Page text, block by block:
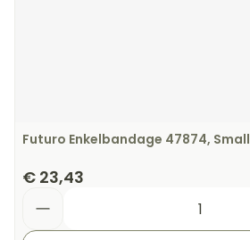
Futuro Enkelbandage 47874, Small
€ 23,43